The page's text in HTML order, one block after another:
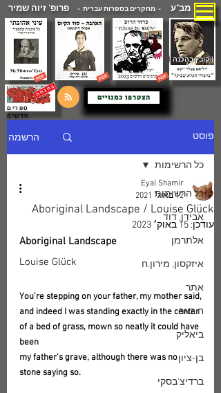
מב"ע - מחקרים בספרות עברית -פרופ' זיוה שמיר
( קובץ בהכנה )
הצטרפו כמנויים
ספרים
חדשים
פוסט הרשמה
כל הרשימות
אבידן, דוד
אלתרמן
איזקסון, מירון.ח
אתר
ח.באר
ביאליק
בן-ציון
ברדיצ'בסקי
כל הרשימות
Aboriginal Landscape / Louise Glück
Eyal Shamir
12 באוג׳ 2021
עודכן: 15 באוק׳ 2023
Aboriginal Landscape
Louise Glück
You’re stepping on your father, my mother said,
and indeed I was standing exactly in the center
of a bed of grass, mown so neatly it could have
been
my father’s grave, although there was no
stone saying so.